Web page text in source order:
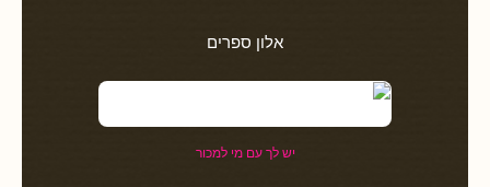
אלון ספרים
יש לך עם מי למכור